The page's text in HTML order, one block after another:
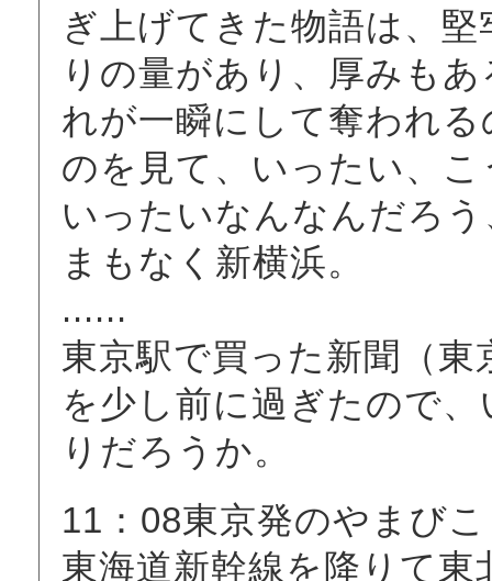
ぎ上げてきた物語は、
りの量があり、厚みも
れが一瞬にして奪われ
のを見て、いったい、
いったいなんなんだろ
まもなく新横浜。
......
東京駅で買った新聞（
を少し前に過ぎたので
りだろうか。
11：08東京発のやまび
東海道新幹線を降りて